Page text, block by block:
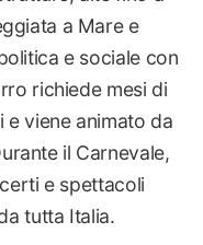
a Mare e
e sociale con
richiede mesi di
viene animato da
il Carnevale,
e spettacoli
tutta Italia.